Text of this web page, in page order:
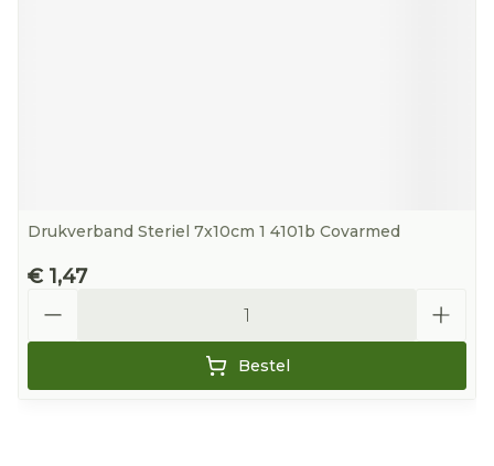
Drukverband Steriel 7x10cm 1 4101b Covarmed
€ 1,47
Bestel